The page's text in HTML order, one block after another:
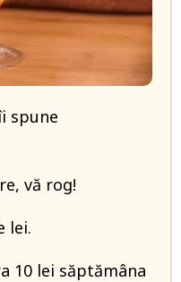
spune
vă rog!
lei.
10 lei săptămâna